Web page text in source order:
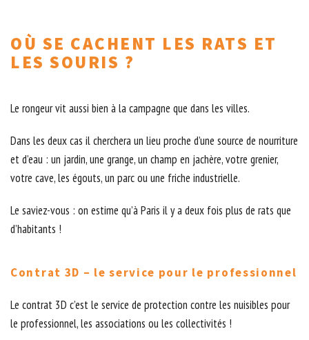
OÙ SE CACHENT LES RATS ET
LES SOURIS ?
Le rongeur vit aussi bien à la campagne que dans les villes.
Dans les deux cas il cherchera un lieu proche d’une source de nourriture
et d’eau : un jardin, une grange, un champ en jachère, votre grenier,
votre cave, les égouts, un parc ou une friche industrielle.
Le saviez-vous : on estime qu’à Paris il y a deux fois plus de rats que
d’habitants !
Contrat 3D – le service pour le professionnel
Le contrat 3D c’est le service de protection contre les nuisibles pour
le professionnel, les associations ou les collectivités !